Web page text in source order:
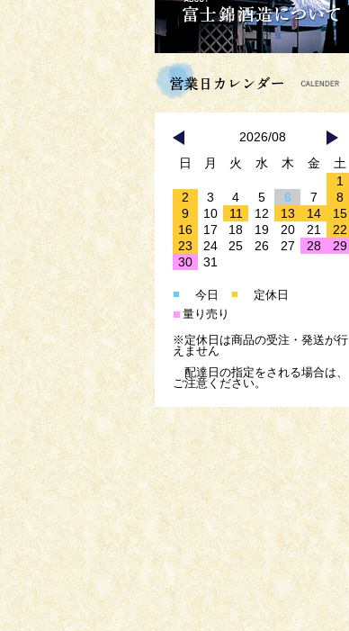
2026/08
日
月 火 水 木 金
土
1
2
3 4 5 6 7
8
9
10 11 12 13 14
15
16
17 18 19 20 21
22
23
24 25 26 27 28
29
30
31
■ 今日 ■ 定休日
■ 量り売り
※定休日は商品の受注・発送が行
えません
配達日の指定をされる場合は、
ご注意ください。